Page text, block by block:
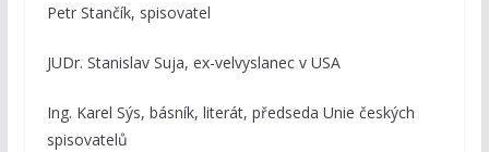
Petr Stančík, spisovatel
JUDr. Stanislav Suja, ex-velvyslanec v USA
Ing. Karel Sýs, básník, literát, předseda Unie českých
spisovatelů